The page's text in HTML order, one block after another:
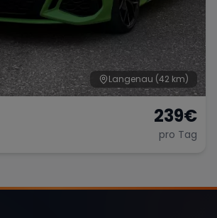
Langenau (42 km)
239€
pro Tag